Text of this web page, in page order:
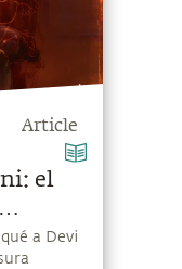
Article
el
a Devi